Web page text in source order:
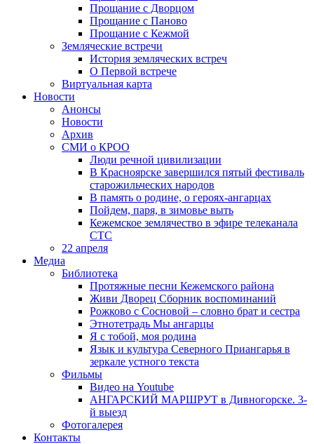
Прощание с Дворцом
Прощание с Паново
Прощание с Кежмой
Земляческие встречи
История земляческих встреч
О Первой встрече
Виртуальная карта
Новости
Анонсы
Новости
Архив
СМИ о КРОО
Люди речной цивилизации
В Красноярске завершился пятый фестиваль
старожильческих народов
В память о родине, о героях-ангарцах
Пойдем, паря, в зимовье выть
Кежемское землячество в эфире телеканала
СТС
22 апреля
Медиа
Библиотека
Протяжные песни Кежемского района
Живи Дворец Сборник воспоминаний
Рожково с Сосновой – словно брат и сестра
Этнотетрадь Мы ангарцы
Я с тобой, моя родина
Язык и культура Северного Приангарья в
зеркале устного текста
Фильмы
Видео на Youtube
АНГАРСКИЙ МАРШРУТ в Дивногорске. 3-
й выезд
Фотогалерея
Контакты